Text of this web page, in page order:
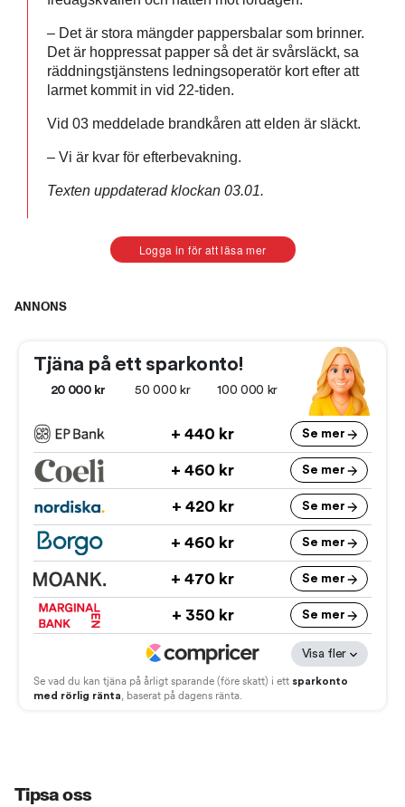
– Det är stora mängder pappersbalar som brinner.
Det är hoppressat papper så det är svårsläckt, sa
räddningstjänstens ledningsoperatör kort efter att
larmet kommit in vid 22-tiden.
Vid 03 meddelade brandkåren att elden är släckt.
– Vi är kvar för efterbevakning.
Texten uppdaterad klockan 03.01.
Logga in för att läsa mer
ANNONS
Tipsa oss